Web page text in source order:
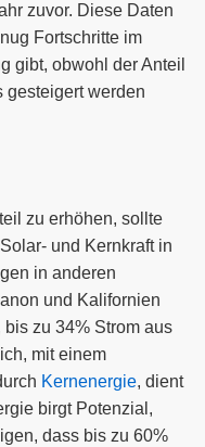
zuvor. Diese Daten
Fortschritte im
gibt, obwohl der Anteil
gesteigert werden
zu erhöhen, sollte
und Kernkraft in
in anderen
und Kalifornien
zu 34% Strom aus
mit einem
Kernenergie, dient
birgt Potenzial,
dass bis zu 60%